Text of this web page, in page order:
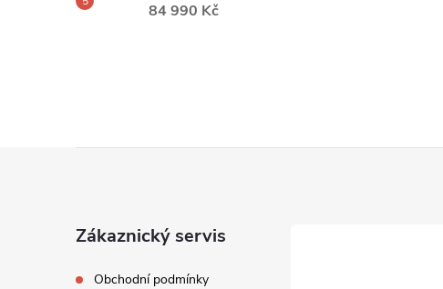
84 990 Kč
Zákaznický servis
Obchodní podmínky